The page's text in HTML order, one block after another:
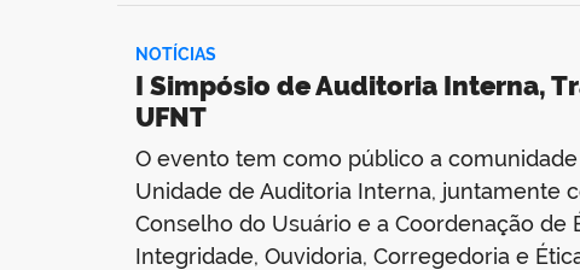
NOTÍCIAS
I Simpósio de Auditoria Interna,
UFNT
O evento tem como público a
Unidade de Auditoria Interna, juntamente
Conselho do Usuário e a Coordenação de
Integridade, Ouvidoria, Corregedoria e